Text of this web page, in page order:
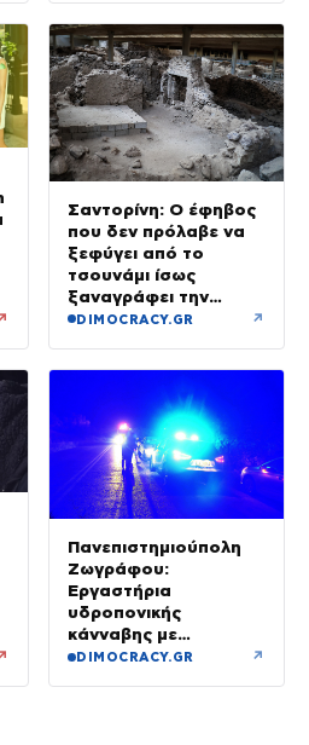
Σαντορίνη: Ο έφηβος
που δεν πρόλαβε να
ξεφύγει από το
τσουνάμι ίσως
ξαναγράφει την
ιστορία της μινωικής
DIMOCRACY.GR ↗
Πανεπιστημιούπολη
Ζωγράφου:
Εργαστήρια
υδροπονικής
κάνναβης με
προσδοκώμενο
DIMOCRACY.GR ↗